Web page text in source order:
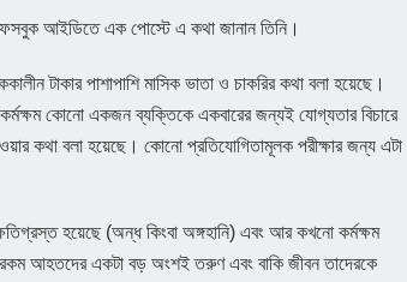
ফেসবুক আইডিতে এক পোস্টে এ কথা জানান তিনি।
টাকার পাশাপাশি মাসিক ভাতা ও চাকরির কথা বলা হয়েছে।
কোনো একজন ব্যক্তিকে একবারের জন্যই যোগ্যতার বিচারে
কথা বলা হয়েছে। কোনো প্রতিযোগিতামূলক পরীক্ষার জন্য এটা
হয়েছে (অন্ধ কিংবা অঙ্গহানি) এবং আর কখনো কর্মক্ষম
আহতদের একটা বড় অংশই তরুণ এবং বাকি জীবন তাদেরকে